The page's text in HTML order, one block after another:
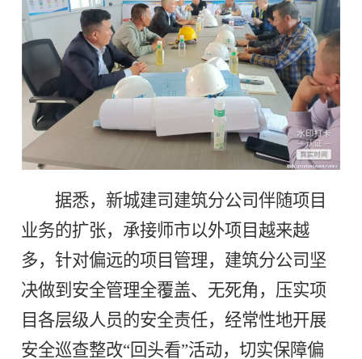
据悉，新城建司建筑分公司伴随项目
业务的扩张，承接师市以外项目越来越
多，针对偏远的项目管理，建筑分公司坚
决做到安全管理全覆盖、无死角，压实项
目各层级人员的安全责任，经常性地开展
安全巡查整改“回头看”活动，切实保障偏